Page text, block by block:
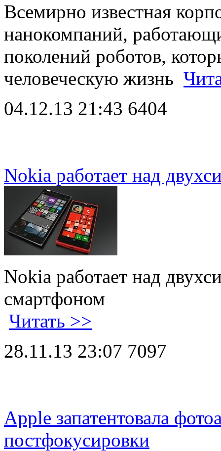
Всемирно известная
нанокомпаний,
поколений роботов,
человеческую жизнь
04.12.13 21:43 6404
Nokia работает над
Nokia работает над
смартфоном
Читать >>
28.11.13 23:07 7097
Apple запатентовала
постфокусировки